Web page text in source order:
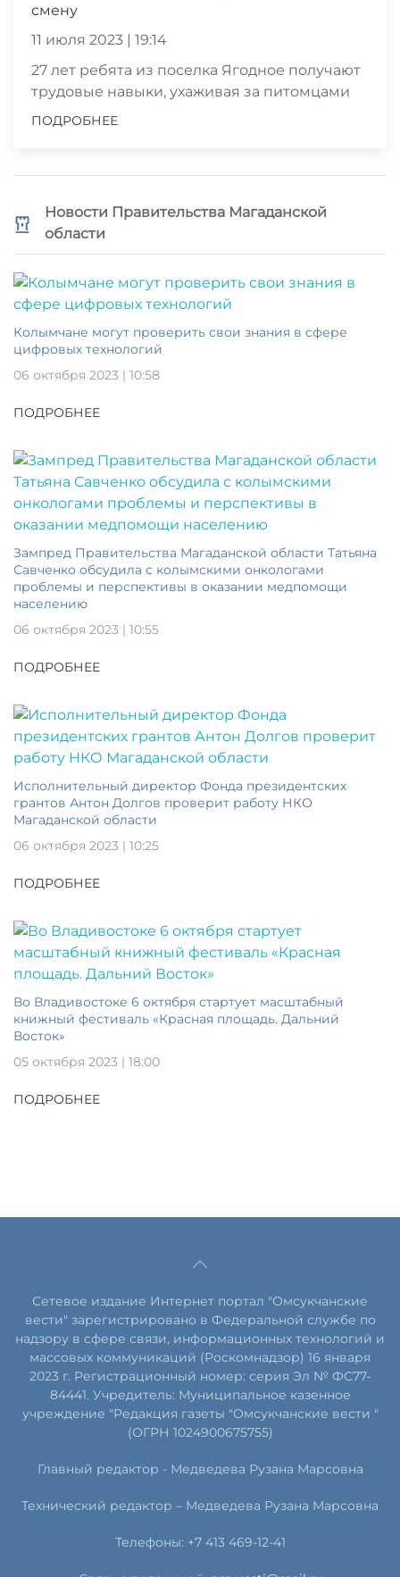
смену
11 июля 2023 | 19:14
27 лет ребята из поселка Ягодное получают
трудовые навыки, ухаживая за питомцами
ПОДРОБНЕЕ
Новости Правительства Магаданской
области
Колымчане могут проверить свои знания в сфере
цифровых технологий
06 октября 2023 | 10:58
ПОДРОБНЕЕ
Зампред Правительства Магаданской области Татьяна
Савченко обсудила с колымскими онкологами
проблемы и перспективы в оказании медпомощи
населению
06 октября 2023 | 10:55
ПОДРОБНЕЕ
Исполнительный директор Фонда президентских
грантов Антон Долгов проверит работу НКО
Магаданской области
06 октября 2023 | 10:25
ПОДРОБНЕЕ
Во Владивостоке 6 октября стартует масштабный
книжный фестиваль «Красная площадь. Дальний
Восток»
05 октября 2023 | 18:00
ПОДРОБНЕЕ
Сетевое издание Интернет портал "Омсукчанские
вести" зарегистрировано в Федеральной службе по
надзору в сфере связи, информационных технологий и
массовых коммуникаций (Роскомнадзор) 16 января
2023 г. Регистрационный номер: серия Эл № ФС77-
84441. Учредитель: Муниципальное казенное
учреждение "Редакция газеты "Омсукчанские вести "
(ОГРН 1024900675755)
Главный редактор - Медведева Рузана Марсовна
Технический редактор – Медведева Рузана Марсовна
Телефоны: +7 413 469-12-41